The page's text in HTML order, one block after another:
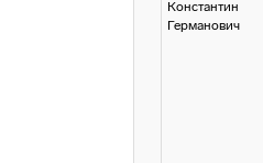
Константин
Германович